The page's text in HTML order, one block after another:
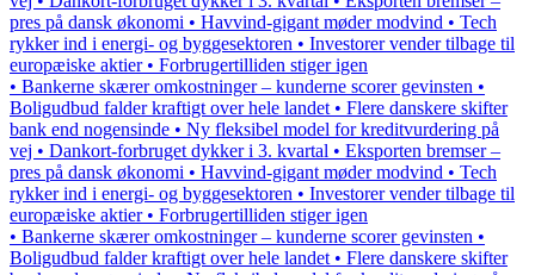
pres på dansk økonomi • Havvind-gigant møder modvind • Tech
rykker ind i energi- og byggesektoren • Investorer vender tilbage til
europæiske aktier • Forbrugertilliden stiger igen
• Bankerne skærer omkostninger – kunderne scorer gevinsten •
Boligudbud falder kraftigt over hele landet • Flere danskere skifter
bank end nogensinde • Ny fleksibel model for kreditvurdering på
vej • Dankort-forbruget dykker i 3. kvartal • Eksporten bremser –
pres på dansk økonomi • Havvind-gigant møder modvind • Tech
rykker ind i energi- og byggesektoren • Investorer vender tilbage til
europæiske aktier • Forbrugertilliden stiger igen
• Bankerne skærer omkostninger – kunderne scorer gevinsten •
Boligudbud falder kraftigt over hele landet • Flere danskere skifter